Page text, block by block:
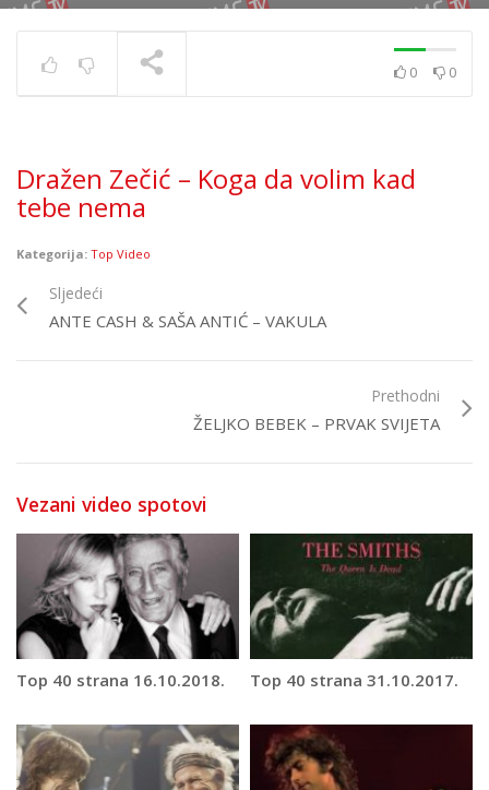
0 0
Dražen Zečić – Koga da volim kad
tebe nema
Kategorija: Top Video
Sljedeći
ANTE CASH & SAŠA ANTIĆ – VAKULA
Prethodni
ŽELJKO BEBEK – PRVAK SVIJETA
Vezani video spotovi
Top 40 strana 16.10.2018. Top 40 strana 31.10.2017.